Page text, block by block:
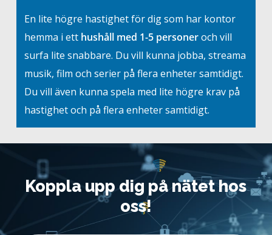
En lite högre hastighet för dig som har kontor
hemma i ett hushåll med 1-5 personeroch vill
surfa lite snabbare. Du vill kunna jobba, streama
musik, film och serier på flera enheter samtidigt.
Du vill även kunna spela med lite högre krav på
hastighet och på flera enheter samtidigt.
Koppla upp dig på nätet hos
oss!